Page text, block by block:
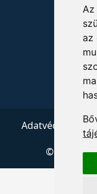
Az
az
Adatvédelem
© 2026